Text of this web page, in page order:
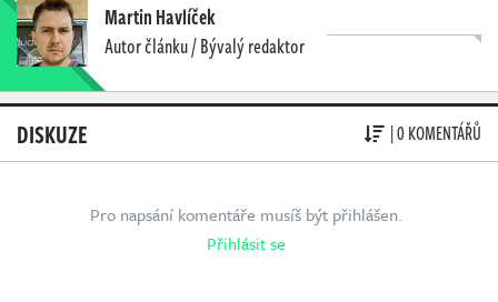
Martin Havlíček
Autor článku / Bývalý redaktor
DISKUZE | 0 KOMENTÁŘŮ
Pro napsání komentáře musíš být přihlášen.
Přihlásit se